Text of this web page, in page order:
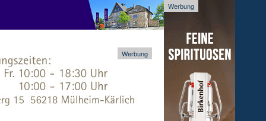
Werbung
Werbung